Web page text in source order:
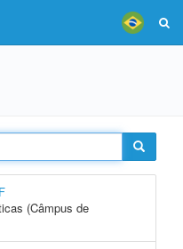
(Câmpus de